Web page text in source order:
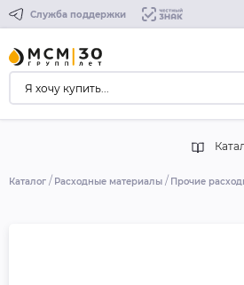
Служба поддержки
Каталог Расходные материалы Прочие